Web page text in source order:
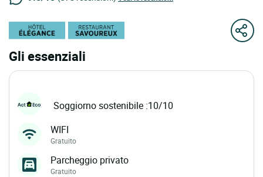
Gli essenziali
Soggiorno sostenibile :10/10
WIFI
Gratuito
Parcheggio privato
Gratuito